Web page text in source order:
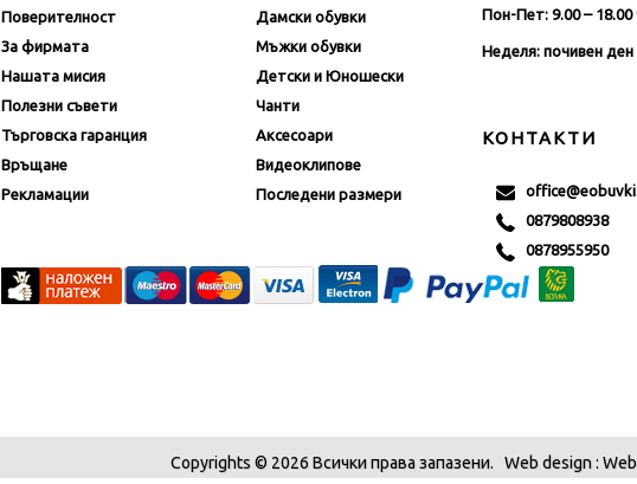
Поверителност
За фирмата
Нашата мисия
Полезни съвети
Търговска гаранция
Връщане
Рекламации
Дамски обувки
Мъжки обувки
Детски и Юношески
Чанти
Аксесоари
Видеоклипове
Последени размери
Пон-Пет: 9.00 – 18.00
Неделя: почивен ден
КОНТАКТИ
0879808938
0878955950
Copyrights © 2026 Всички права запазени. Web design: